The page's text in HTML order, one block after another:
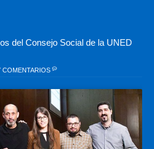
del Consejo Social de la UNED
COMENTARIOS